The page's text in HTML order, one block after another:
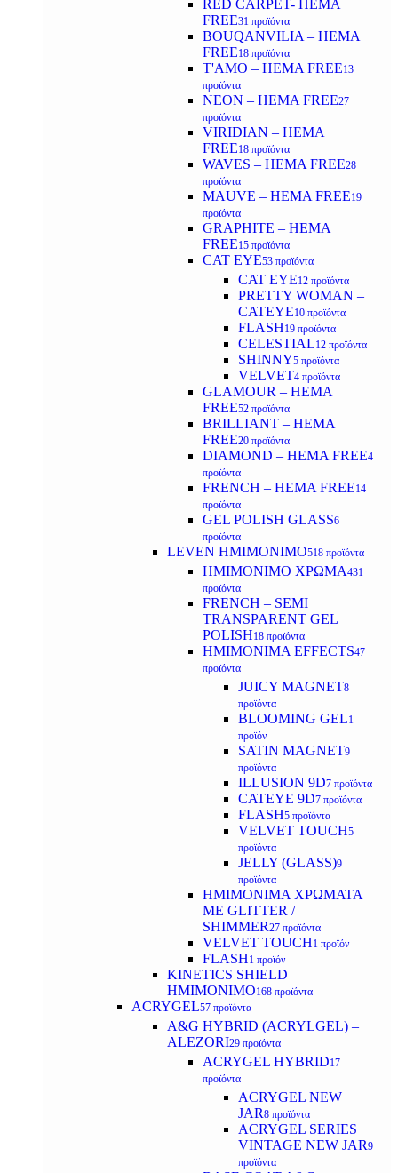
RED CARPET- HEMA
FREE31 προϊόντα
BOUQANVILIA – HEMA
FREE18 προϊόντα
T'AMO – HEMA FREE13
προϊόντα
NEON – HEMA FREE27
προϊόντα
VIRIDIAN – HEMA
FREE18 προϊόντα
WAVES – HEMA FREE28
προϊόντα
MAUVE – HEMA FREE19
προϊόντα
GRAPHITE – HEMA
FREE15 προϊόντα
CAT EYE53 προϊόντα
CAT EYE12 προϊόντα
PRETTY WOMAN –
CATEYE10 προϊόντα
FLASH19 προϊόντα
CELESTIAL12 προϊόντα
SHINNY5 προϊόντα
VELVET4 προϊόντα
GLAMOUR – HEMA
FREE52 προϊόντα
BRILLIANT – HEMA
FREE20 προϊόντα
DIAMOND – HEMA FREE4
προϊόντα
FRENCH – HEMA FREE14
προϊόντα
GEL POLISH GLASS6
προϊόντα
LEVEN ΗΜΙΜΟΝΙΜΟ518 προϊόντα
ΗΜΙΜΟΝΙΜΟ ΧΡΩΜΑ431
προϊόντα
FRENCH – SEMI
TRANSPARENT GEL
POLISH18 προϊόντα
HMIMONIMA EFFECTS47
προϊόντα
JUICY MAGNET8
προϊόντα
BLOOMING GEL1
προϊόν
SATIN MAGNET9
προϊόντα
ILLUSION 9D7 προϊόντα
CATEYE 9D7 προϊόντα
FLASH5 προϊόντα
VELVET TOUCH5
προϊόντα
JELLY (GLASS)9
προϊόντα
ΗΜΙΜΟΝΙΜA ΧΡΩΜΑΤΑ
ΜΕ GLITTER /
SHIMMER27 προϊόντα
VELVET TOUCH1 προϊόν
FLASH1 προϊόν
KINETICS SHIELD
ΗΜΙΜΟΝΙΜΟ168 προϊόντα
ACRYGEL57 προϊόντα
A&G HYBRID (ACRYLGEL) –
ALEZORI29 προϊόντα
ACRYGEL HYBRID17
προϊόντα
ACRYGEL NEW
JAR8 προϊόντα
ACRYGEL SERIES
VINTAGE NEW JAR9
προϊόντα